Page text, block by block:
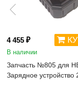
4 455 ₽
В наличии
Запчасть №805 для
Зарядное устройство